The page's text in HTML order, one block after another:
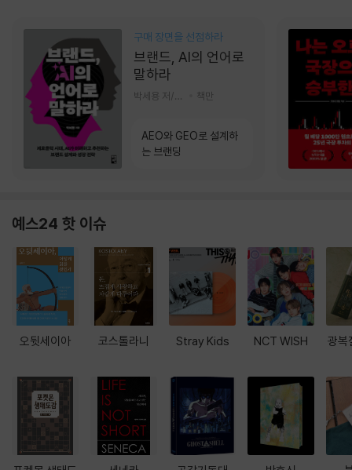
구매 장면을 선점하라
브랜드, AI의 언어로
말하라
책만
AEO와 GEO로 설계하
는 브랜딩
예스24 핫 이슈
오뒷세이아 코스톨라니 Stray Kids NCT WISH 광복